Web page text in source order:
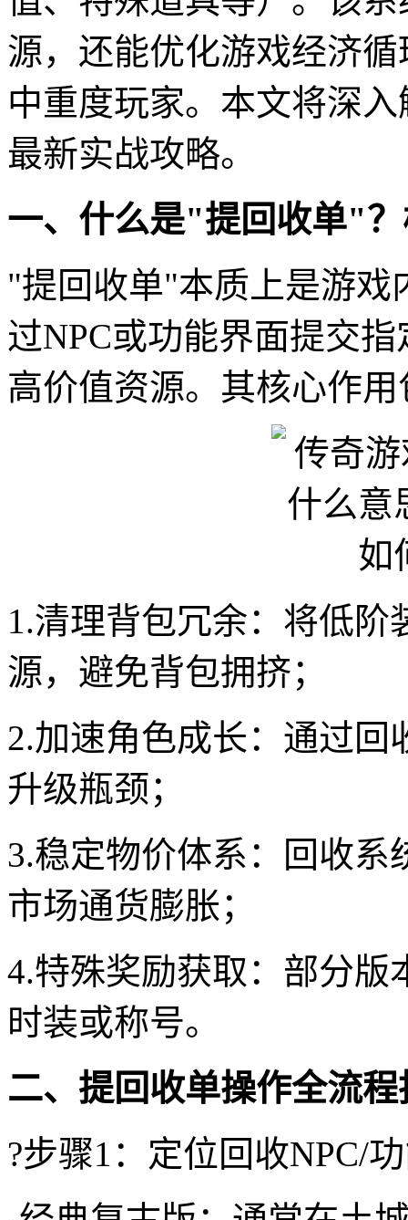
源，还能优化游戏经济
中重度玩家。本文将深
最新实战攻略。
一、什么是"提回收单"
"提回收单"本质上是游戏
过NPC或功能界面提交
高价值资源。其核心作用
1.清理背包冗余：将低
源，避免背包拥挤；
2.加速角色成长：通过
升级瓶颈；
3.稳定物价体系：回收
市场通货膨胀；
4.特殊奖励获取：部分版
时装或称号。
二、提回收单操作全流程
?步骤1：定位回收NPC/